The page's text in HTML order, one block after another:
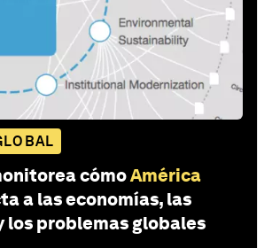
cómoAmérica
a las economías, las
los problemas globales